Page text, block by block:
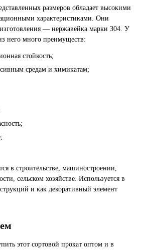
размеров обладает высокими
характеристиками. Они
— нержавейка марки 304. У
него много преимуществ:
стойкость;
средам и химикатам;
в строительстве, машиностроении,
сельском хозяйстве. Используется в
и как декоративный элемент
этот сортовой прокат оптом и в